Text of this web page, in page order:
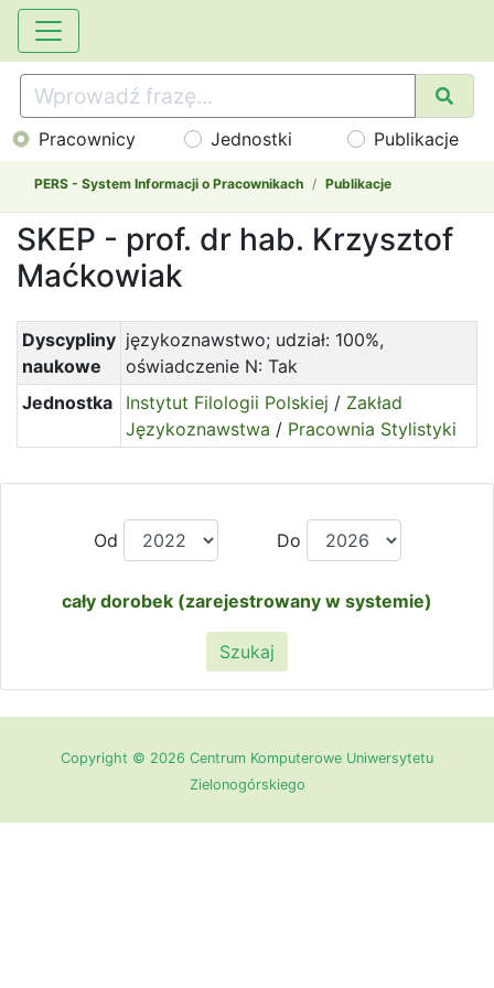
Pracownicy Jednostki Publikacje
PERS - System Informacji o Pracownikach Publikacje
SKEP - prof. dr hab. Krzysztof
Maćkowiak
Dyscypliny
naukowe
językoznawstwo; udział: 100%,
oświadczenie N: Tak
Jednostka
Instytut Filologii Polskiej / Zakład
Językoznawstwa / Pracownia Stylistyki
Od Do
cały dorobek (zarejestrowany w systemie)
Szukaj
Copyright © 2026 Centrum Komputerowe Uniwersytetu
Zielonogórskiego